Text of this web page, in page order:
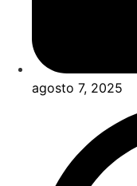
agosto 7, 2025